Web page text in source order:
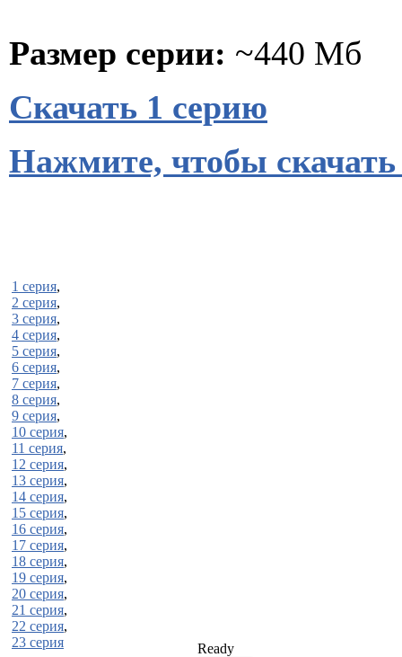
Размер серии: ~440 Мб
Скачать 1 серию
Нажмите, чтобы
1 серия,
2 серия,
3 серия,
4 серия,
5 серия,
6 серия,
7 серия,
8 серия,
9 серия,
10 серия,
11 серия,
12 серия,
13 серия,
14 серия,
15 серия,
16 серия,
17 серия,
18 серия,
19 серия,
20 серия,
21 серия,
22 серия,
23 серия
Ready